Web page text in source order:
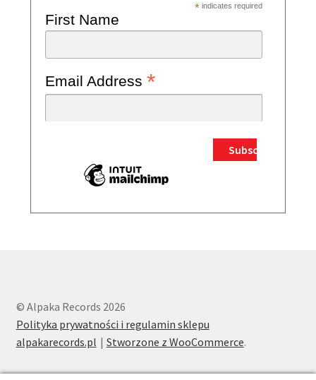
*indicates required
First Name
Email Address *
© Alpaka Records 2026
Polityka prywatności i regulamin sklepu
alpakarecords.pl
Stworzone z WooCommerce.